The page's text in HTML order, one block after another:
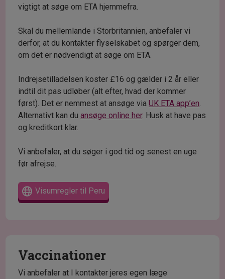
vigtigt at søge om ETA hjemmefra.
Skal du mellemlande i Storbritannien, anbefaler vi
derfor, at du kontakter flyselskabet og spørger dem,
om det er nødvendigt at søge om ETA.
Indrejsetilladelsen koster £16 og gælder i 2 år eller
indtil dit pas udløber (alt efter, hvad der kommer
først). Det er nemmest at ansøge viaUK ETA app’en
Alternativt kan duansøge online her. Husk at have pas
og kreditkort klar.
Vi anbefaler, at du søger i god tid og senest en uge
før afrejse.
Visumregler til Peru
Vaccinationer
Vi anbefaler at I kontakter jeres egen læge